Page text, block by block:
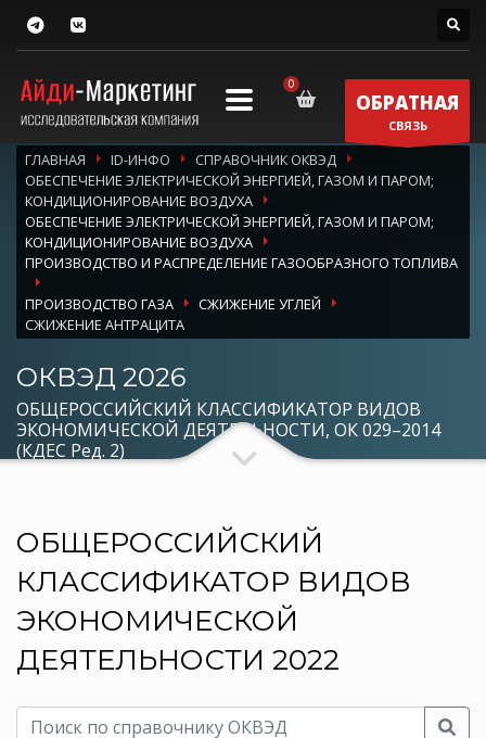
ОБРАТНАЯ
СВЯЗЬ
ГЛАВНАЯ ID-ИНФО
СПРАВОЧНИК ОКВЭД
ОБЕСПЕЧЕНИЕ ЭЛЕКТРИЧЕСКОЙ ЭНЕРГИЕЙ, ГАЗОМ И ПАРОМ;
КОНДИЦИОНИРОВАНИЕ ВОЗДУХА
ОБЕСПЕЧЕНИЕ ЭЛЕКТРИЧЕСКОЙ ЭНЕРГИЕЙ, ГАЗОМ И ПАРОМ;
КОНДИЦИОНИРОВАНИЕ ВОЗДУХА
ПРОИЗВОДСТВО И РАСПРЕДЕЛЕНИЕ ГАЗООБРАЗНОГО ТОПЛИВА
ПРОИЗВОДСТВО ГАЗА
СЖИЖЕНИЕ УГЛЕЙ
СЖИЖЕНИЕ АНТРАЦИТА
ОКВЭД 2026
ОБЩЕРОССИЙСКИЙ КЛАССИФИКАТОР ВИДОВ
ЭКОНОМИЧЕСКОЙ ДЕЯТЕЛЬНОСТИ, ОК 029–2014
(КДЕС Ред. 2)
ОБЩЕРОССИЙСКИЙ
КЛАССИФИКАТОР ВИДОВ
ЭКОНОМИЧЕСКОЙ
ДЕЯТЕЛЬНОСТИ 2022